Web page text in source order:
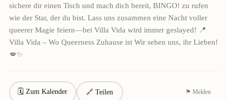
sichere dir einen Tisch und mach dich bereit, BINGO! zu rufen
wie der Star, der du bist. Lass uns zusammen eine Nacht voller
queerer Magie feiern—bei Villa Vida wird immer geslayed! 📍
Villa Vida – Wo Queerness Zuhause ist Wir sehen uns, ihr Lieben!
💋✨
🗓 Zum Kalender 🔗 Teilen ⚑ Melden